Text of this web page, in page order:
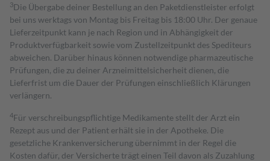
3Die Übergabe deiner Bestellung an den Paketdienstleister erfolgt
bei uns werktags von Montag bis Freitag bis 18:00 Uhr. Der genaue
Lieferzeitpunkt kann je nach Region und in Abhängigkeit der
Produktverfügbarkeit sowie vom Zustellzeitpunkt des Spediteurs
abweichen. Darüber hinaus können notwendige pharmazeutische
Prüfungen, die zu deiner Arzneimittelsicherheit dienen, die
Lieferfrist um die Dauer der Prüfungen einschließlich Klärungen
verlängern.
4Für verschreibungspflichtige Medikamente stellt der Arzt ein
Rezept aus und der Patient erhält sie in der Apotheke. Die
gesetzliche Krankenversicherung übernimmt in der Regel die
Kosten dafür, der Versicherte trägt einen Teil davon als Zuzahlung